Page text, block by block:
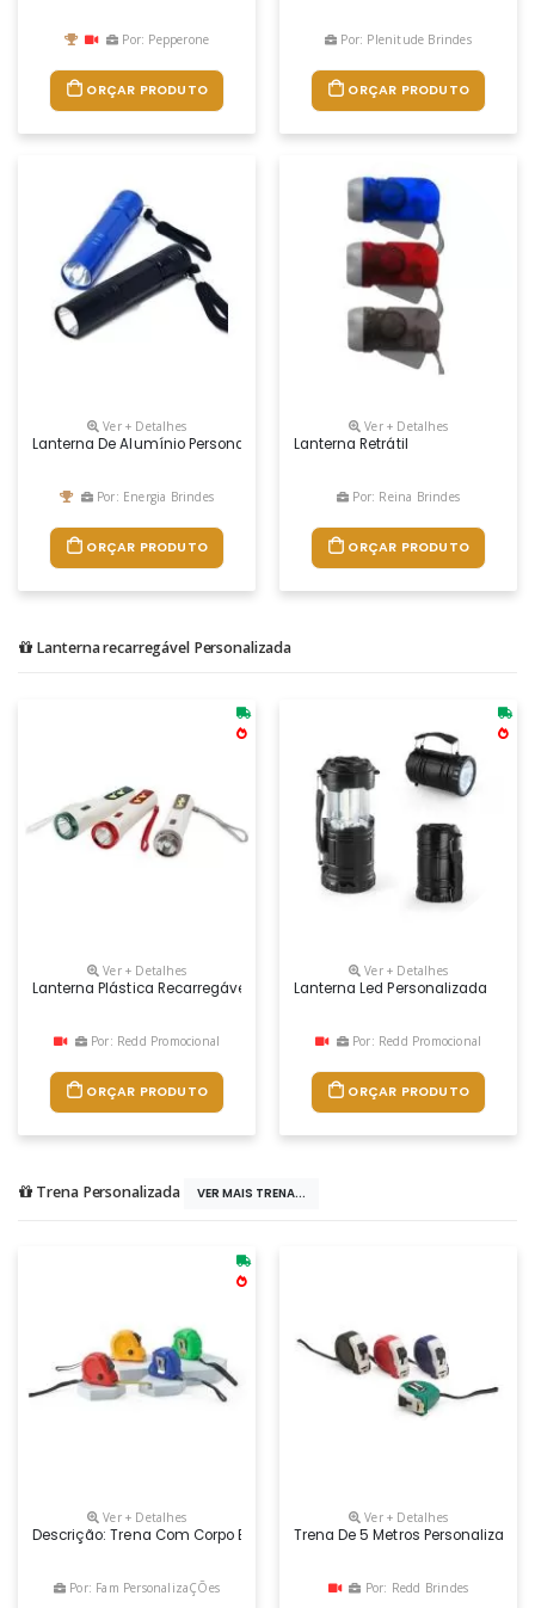
Por: Pepperone
ORÇAR PRODUTO
Por: Plenitude Brindes
ORÇAR PRODUTO
Ver + Detalhes
Lanterna De Alumínio Personalizada
Por: Energia Brindes
ORÇAR PRODUTO
Ver + Detalhes
Lanterna Retrátil
Por: Reina Brindes
ORÇAR PRODUTO
Lanterna recarregável Personalizada
Ver + Detalhes
Lanterna Plástica Recarregável Personalizada
Por: Redd Promocional
ORÇAR PRODUTO
Ver + Detalhes
Lanterna Led Personalizada
Por: Redd Promocional
ORÇAR PRODUTO
Trena Personalizada VER MAIS TRENA...
Ver + Detalhes
Descrição: Trena Com Corpo E Presilha Em Plástico E Alça De
Por: Fam PersonalizaÇÕes
Ver + Detalhes
Trena De 5 Metros Personalizada
Por: Redd Brindes